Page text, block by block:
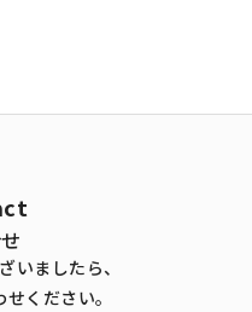
いましたら、
ください。